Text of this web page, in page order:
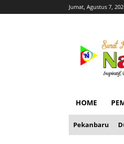
Jumat, Agustus 7,
HOME
Pekanbaru